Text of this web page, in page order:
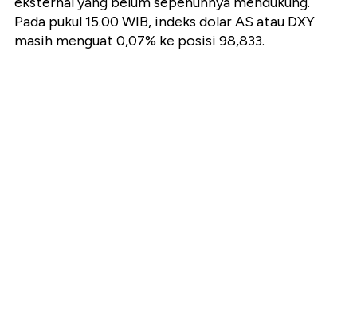
Pada pukul 15.00 WIB, indeks dolar AS atau DXY
masih menguat 0,07% ke posisi 98,833.